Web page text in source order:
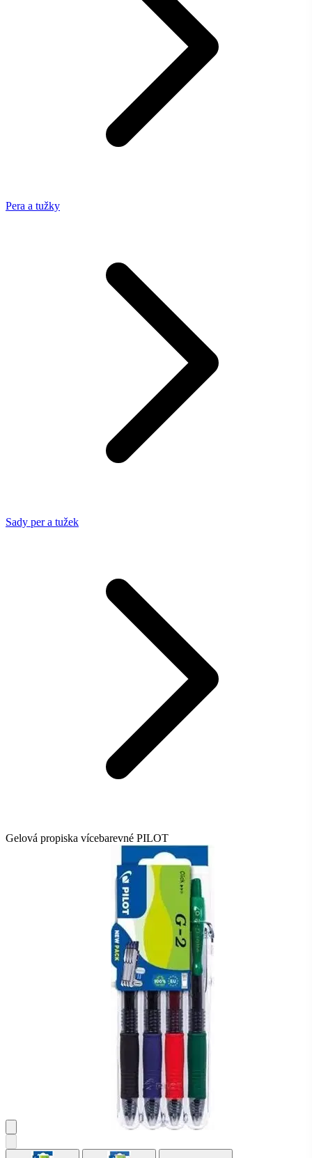
Pera a tužky
Sady per a tužek
Gelová propiska vícebarevné PILOT